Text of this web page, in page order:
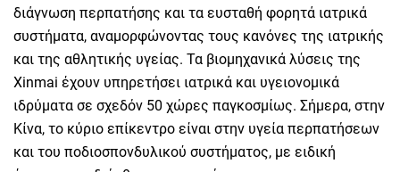
διάγνωση περπατήσης και τα ευσταθή φορητά ιατρικά
συστήματα, αναμορφώνοντας τους κανόνες της ιατρικής
και της αθλητικής υγείας. Τα βιομηχανικά λύσεις της
Xinmai έχουν υπηρετήσει ιατρικά και υγειονομικά
ιδρύματα σε σχεδόν 50 χώρες παγκοσμίως. Σήμερα, στην
Κίνα, το κύριο επίκεντρο είναι στην υγεία περπατήσεων
και του ποδιοσπονδυλικού συστήματος, με ειδική